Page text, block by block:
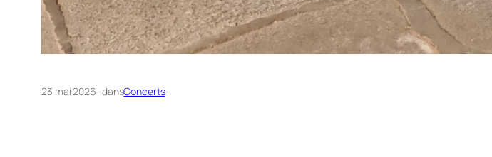
23 mai 2026–dansConcerts–